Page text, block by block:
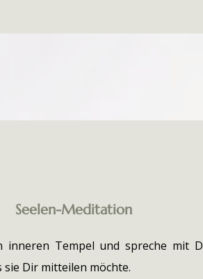
Seelen-Meditation
inneren Tempel und spreche mit
sie Dir mitteilen möchte.